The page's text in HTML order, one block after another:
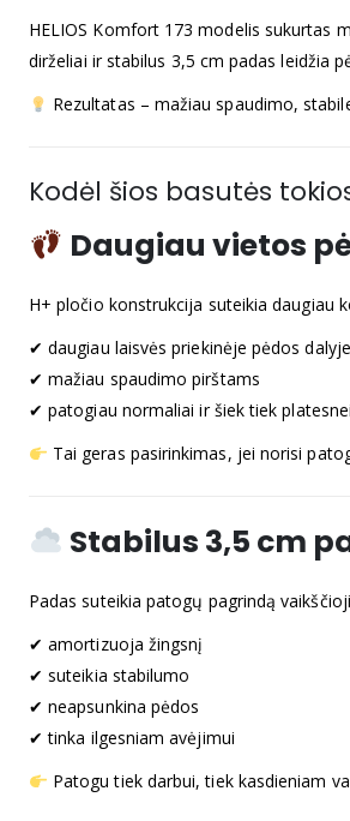
HELIOS Komfort 173 modelis sukurtas
dirželiai ir stabilus 3,5 cm padas leidžia
Rezultatas – mažiau spaudimo,
Kodėl šios basutės
Daugiau vietos
H+ pločio konstrukcija suteikia daugiau
✔ daugiau laisvės priekinėje pėdos dalyje
✔ mažiau spaudimo pirštams
✔ patogiau normaliai ir šiek tiek
Tai geras pasirinkimas, jei norisi
Stabilus 3,5 cm
Padas suteikia patogų pagrindą
✔ amortizuoja žingsnį
✔ suteikia stabilumo
✔ neapsunkina pėdos
✔ tinka ilgesniam avėjimui
Patogu tiek darbui, tiek kasdieniam